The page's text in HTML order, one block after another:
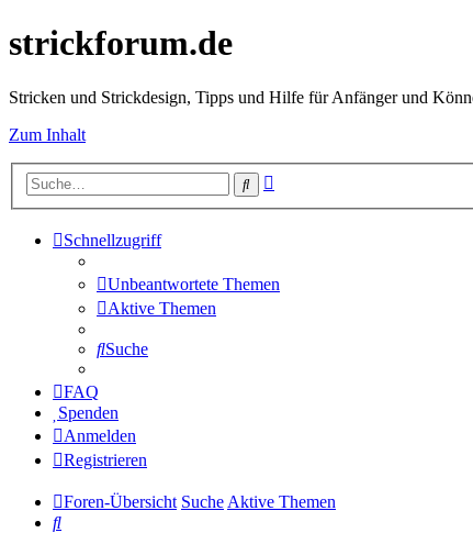
strickforum.de
Stricken und Strickdesign, Tipps und Hilfe für Anfänger und
Zum Inhalt
Suche
Schnellzugriff
Unbeantwortete Themen
Aktive Themen
Suche
FAQ
Spenden
Anmelden
Registrieren
Foren-Übersicht SucheAktive Themen
Suche